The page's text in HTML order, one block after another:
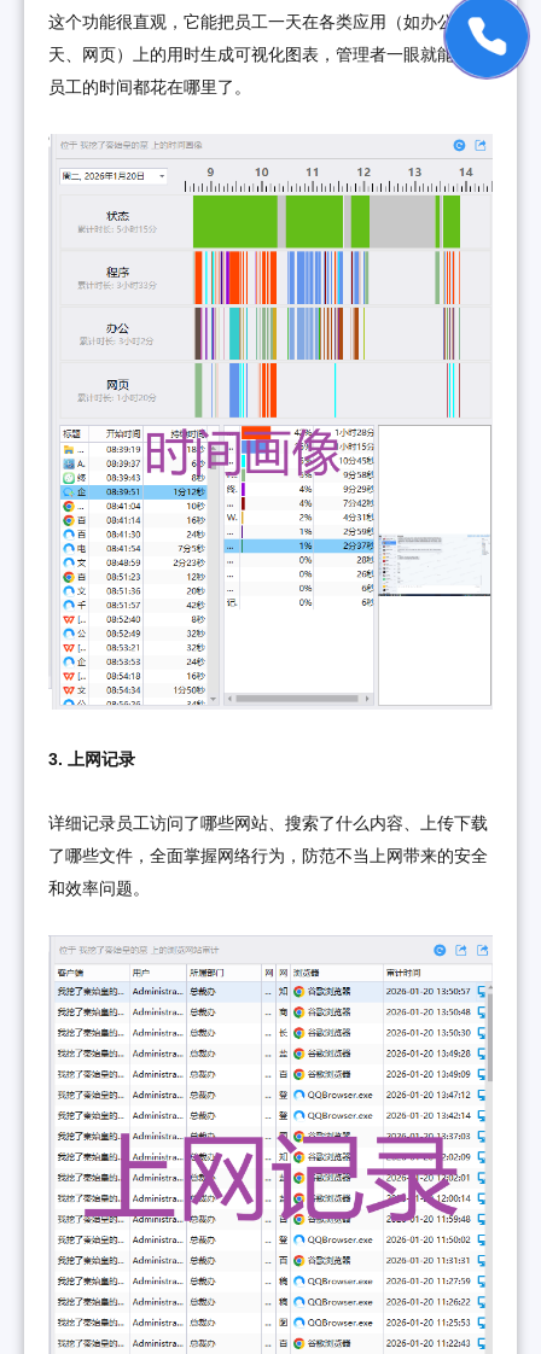
这个功能很直观，它能把员工一天在各类应用（如办公、聊
天、网页）上的用时生成可视化图表，管理者一眼就能看出
员工的时间都花在哪里了。
3. 上网记录
详细记录员工访问了哪些网站、搜索了什么内容、上传下载
了哪些文件，全面掌握网络行为，防范不当上网带来的安全
和效率问题。